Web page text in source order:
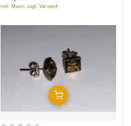
inkl. Mwst., zzgl. Versand
Добавить В Корзину